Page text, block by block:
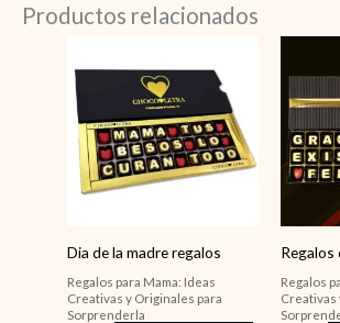
Productos relacionados
Dia de la madre regalos
Regalos para Mama: Ideas
Creativas y Originales para
Sorprenderla
Regalos
Regalos
Creativas